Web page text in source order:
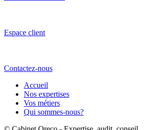
Espace client
Contactez-nous
Accueil
Nos expertises
Vos métiers
Qui sommes-nous?